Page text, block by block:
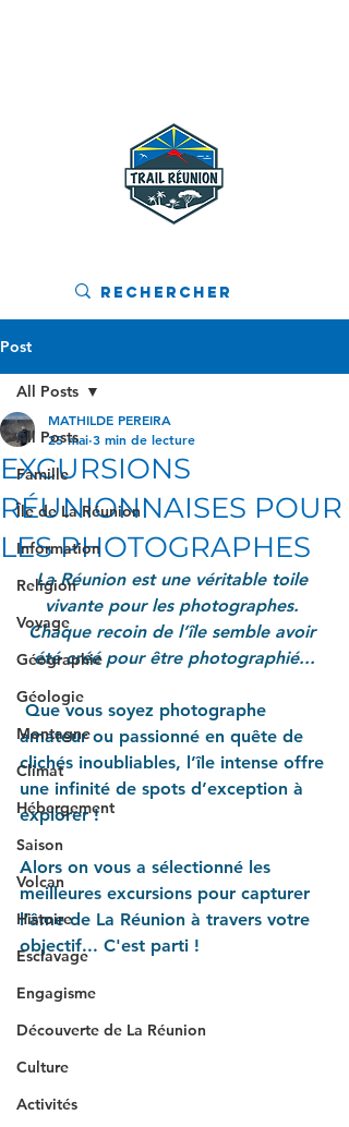
Post
All Posts
Famille
Île de La Réunion
Information
Religion
Voyage
Géographie
Géologie
Montagne
Climat
Hébergement
Saison
Volcan
Histoire
Esclavage
Engagisme
Découverte de La Réunion
Culture
Activités
All Posts
EXCURSIONS
RÉUNIONNAISES POUR
LES PHOTOGRAPHES
MATHILDE PEREIRA
25 mai 3 min de lecture
La Réunion est une véritable toile
vivante pour les photographes.
Chaque recoin de l’île semble avoir
été créé pour être photographié...
Que vous soyez photographe
amateur ou passionné en quête de
clichés inoubliables, l’île intense offre
une infinité de spots d’exception à
explorer !
Alors on vous a sélectionné les
meilleures excursions pour capturer
l’âme de La Réunion à travers votre
objectif... C'est parti !